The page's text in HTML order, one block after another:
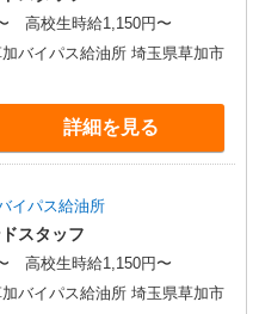
高校生時給1,150円〜
バイパス給油所 埼玉県草加市
詳細を見る
イパス給油所
スタッフ
高校生時給1,150円〜
バイパス給油所 埼玉県草加市